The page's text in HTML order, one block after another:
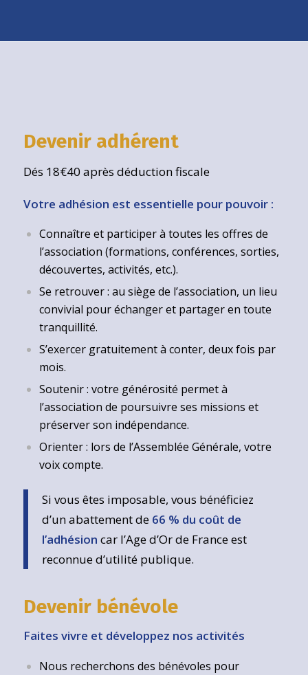
Devenir adhérent
Dés 18€40 après déduction fiscale
Votre adhésion est essentielle pour pouvoir :
Connaître et participer à toutes les offres de
l’association (formations, conférences, sorties,
découvertes, activités, etc.).
Se retrouver : au siège de l’association, un lieu
convivial pour échanger et partager en toute
tranquillité.
S’exercer gratuitement à conter, deux fois par
mois.
Soutenir : votre générosité permet à
l’association de poursuivre ses missions et
préserver son indépendance.
Orienter : lors de l’Assemblée Générale, votre
voix compte.
Si vous êtes imposable, vous bénéficiez
d’un abattement de 66 % du coût de
l’adhésion car l’Age d’Or de France est
reconnue d’utilité publique.
Devenir bénévole
Faites vivre et développez nos activités
Nous recherchons des bénévoles pour